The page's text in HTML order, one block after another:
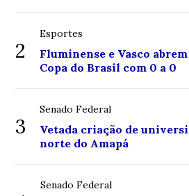
2
Esportes
Fluminense e Vasco
Copa do Brasil com 0 a 0
3
Senado Federal
Vetada criação de
norte do Amapá
Senado Federal